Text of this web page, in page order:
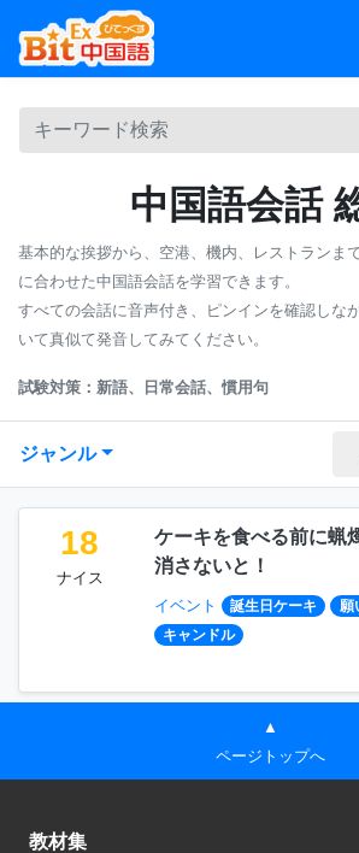
中国語会話
基本的な挨拶から、空港、機内、レストランま
に合わせた中国語会話を学習できます。
すべての会話に音声付き、ピンインを確認しな
いて真似て発音してみてください。
試験対策：新語、日常会話、慣用句
ジャンル
18
ナイス
ケーキを食べる前に蝋
消さないと！
イベント 誕生日ケーキ
願
キャンドル
▲
ページトップへ
教材集